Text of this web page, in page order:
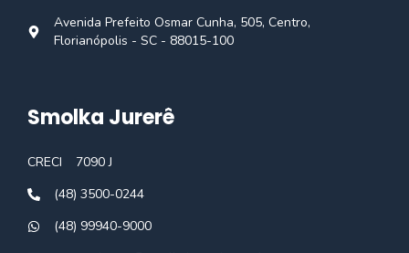
Avenida Prefeito Osmar Cunha, 505, Centro,
Florianópolis - SC - 88015-100
Smolka Jurerê
CRECI
7090 J
(48) 3500-0244
(48) 99940-9000